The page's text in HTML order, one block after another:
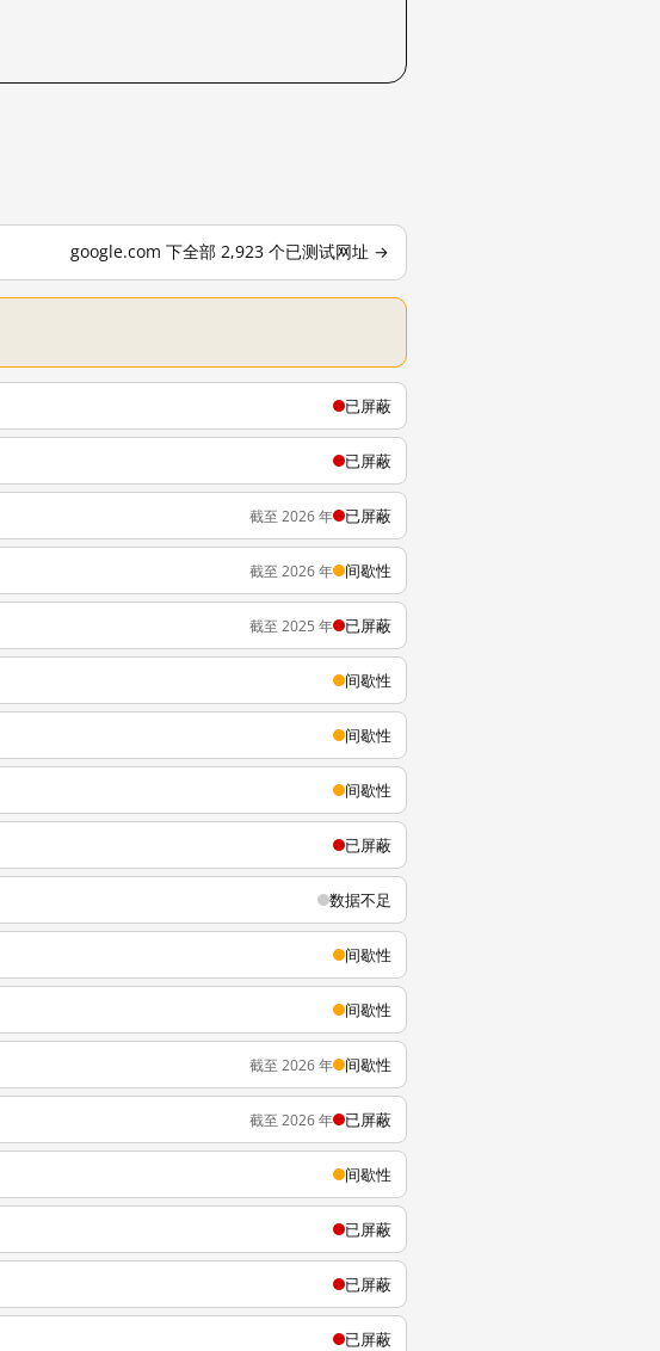
google.com 下全部 2,923 个已测试网址 →
已屏蔽
已屏蔽
截至 2026 年 已屏蔽
截至 2026 年 间歇性
截至 2025 年 已屏蔽
间歇性
间歇性
间歇性
已屏蔽
数据不足
间歇性
间歇性
截至 2026 年 间歇性
截至 2026 年 已屏蔽
间歇性
已屏蔽
已屏蔽
已屏蔽